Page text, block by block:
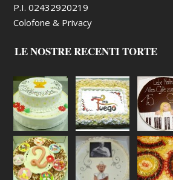
P.I. 02432920219
Colofone & Privacy
LE NOSTRE RECENTI TORTE